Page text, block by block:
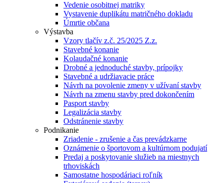
Vedenie osobitnej matriky
Vystavenie duplikátu matričného dokladu
Úmrtie občana
Výstavba
Vzory tlačív z.č. 25/2025 Z.z.
Stavebné konanie
Kolaudačné konanie
Drobné a jednoduché stavby, prípojky
Stavebné a udržiavacie práce
Návrh na povolenie zmeny v užívaní stavby
Návrh na zmenu stavby pred dokončením
Pasport stavby
Legalizácia stavby
Odstránenie stavby
Podnikanie
Zriadenie - zrušenie a čas prevádzkarne
Oznámenie o športovom a kultúrnom podujatí
Predaj a poskytovanie služieb na miestnych
trhoviskách
Samostatne hospodáriaci roľník